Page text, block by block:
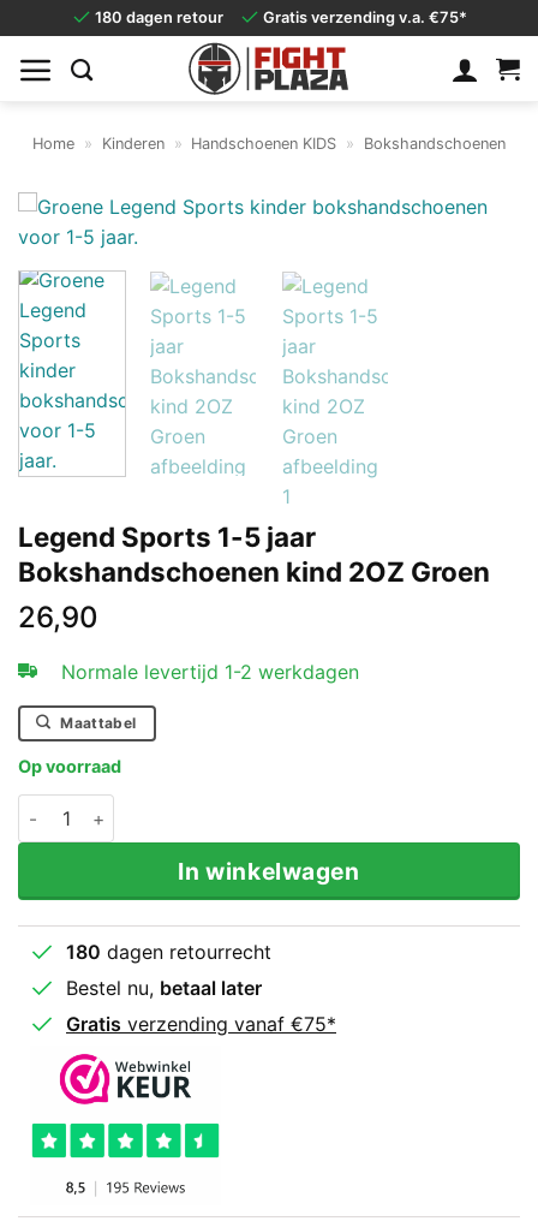
naar
inhoud
180 dagen retour Gratis verzending v.a. €75*
Home » Kinderen » Handschoenen KIDS » Bokshandschoenen
Legend Sports 1-5 jaar
Bokshandschoenen kind 2OZ Groen
26,90
Normale levertijd 1-2 werkdagen
Maattabel
Op voorraad
Legend Sports 1-5 jaar Bokshandschoenen kind 2OZ
In winkelwagen
180 dagen retourrecht
Bestel nu, betaal later
Gratis verzending vanaf €75*